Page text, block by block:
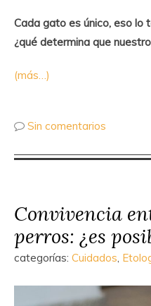
Cada gato es único, eso lo
¿qué determina que
(más…)
Sin comentarios
Convivencia
perros: ¿es
categorías: Cuidados,